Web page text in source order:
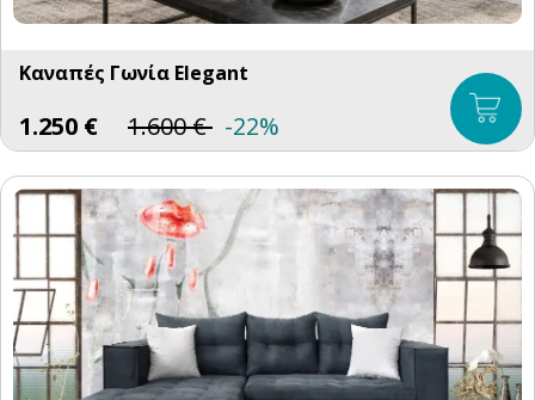
Καναπές Γωνία Elegant
1.250 € 1.600€ -22%